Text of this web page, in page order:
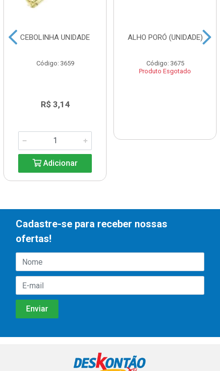
CEBOLINHA UNIDADE
Código: 3659
R$ 3,14
Adicionar
ALHO PORÓ (UNIDADE)
Código: 3675
Produto Esgotado
Cadastre-se para receber nossas
ofertas!